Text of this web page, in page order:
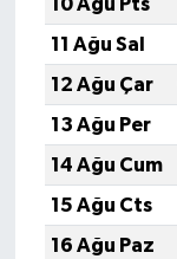
11 Ağu Sal
12 Ağu Çar
13 Ağu Per
14 Ağu Cum
15 Ağu Cts
16 Ağu Paz